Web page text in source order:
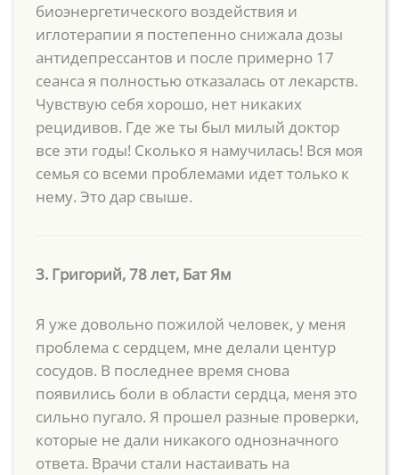
биоэнергетического воздействия и
иглотерапии я постепенно снижала дозы
антидепрессантов и после примерно 17
сеанса я полностью отказалась от лекарств.
Чувствую себя хорошо, нет никаких
рецидивов. Где же ты был милый доктор
все эти годы! Сколько я намучилась! Вся моя
семья со всеми проблемами идет только к
нему. Это дар свыше.
3. Григорий, 78 лет, Бат Ям
Я уже довольно пожилой человек, у меня
проблема с сердцем, мне делали центур
сосудов. В последнее время снова
появились боли в области сердца, меня это
сильно пугало. Я прошел разные проверки,
которые не дали никакого однозначного
ответа. Врачи стали настаивать на